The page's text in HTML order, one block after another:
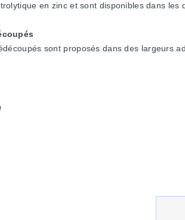
en zinc et sont disponibles dans
sont proposés dans des largeurs
moins que le sous-panneau de 8,88
les rails DIN par rapport au sous-